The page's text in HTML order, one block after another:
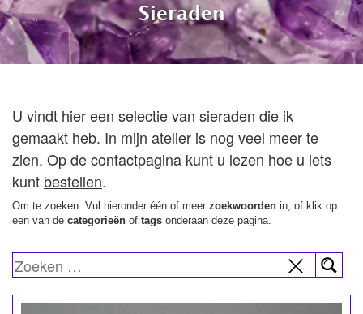
Sieraden
U vindt hier een selectie van sieraden die ik
gemaakt heb. In mijn atelier is nog veel meer te
zien. Op de contactpagina kunt u lezen hoe u iets
kunt bestellen.
Om te zoeken: Vul hieronder één of meer zoekwoorden in, of klik op
een van de categorieën of tags onderaan deze pagina.